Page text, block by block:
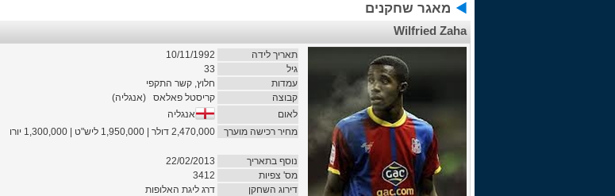
מאגר שחקנים
Wilfried Zaha
תאריך לידה
10/11/1992
גיל
33
עמדות
חלוץ, קשר התקפי
קבוצה
קריסטל פאלאס (אנגליה)
לאום
אנגליה
מחיר רכישה מוערך
2,470,000 דולר | 1,950,000 ליש"ט | 1,300,000 יורו
נוסף בתאריך
22/02/2013
מס' צפיות
3412
דירוג השחקן
דרג ליגת האלופות